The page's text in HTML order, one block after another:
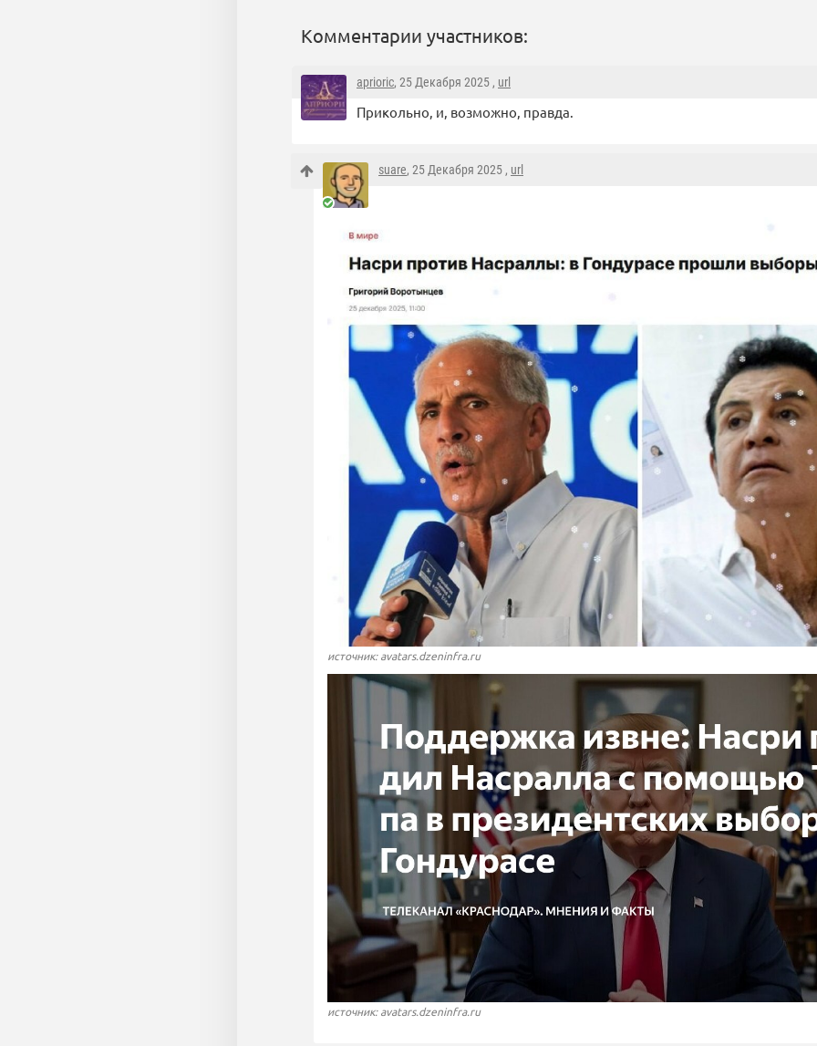
Комментарии участников:
aprioric, 25 Декабря 2025 , url
Прикольно, и, возможно, правда.
suare, 25 Декабря 2025 , url
источник: avatars.dzeninfra.ru
источник: avatars.dzeninfra.ru